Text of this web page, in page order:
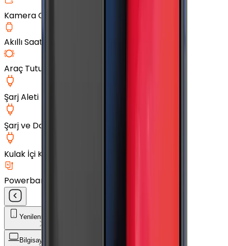
Kamera Cam Koruyucu
Akıllı Saat Aksesuarları
Araç Tutucu
Şarj Aleti
Şarj ve Data Kablosu
Kulak İçi Kulaklık
Powerbank
Yenilenmiş Telefon
Bilgisayar / Tablet